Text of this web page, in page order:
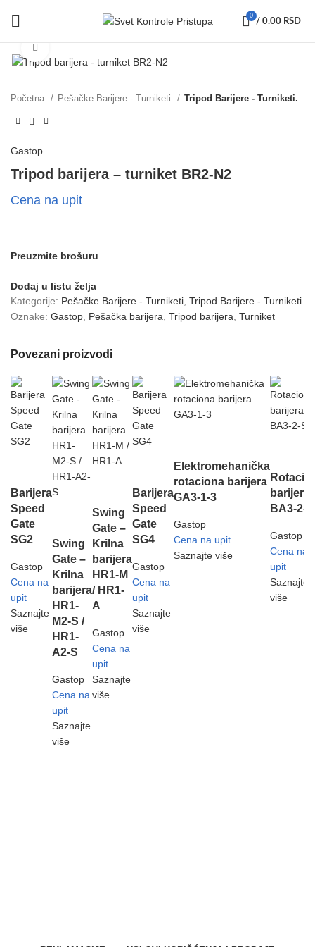
0
/ 0.00 RSD
Početna Pešačke Barijere - Turniketi Tripod Barijere - Turniketi.
Gastop
Tripod barijera – turniket BR2-N2
Cena na upit
Preuzmite brošuru
Dodaj u listu želja
Kategorije: Pešačke Barijere - Turniketi Tripod Barijere - Turniketi.
Oznake: Gastop Pešačka barijera Tripod barijera Turniket
Povezani proizvodi
Barijera
Speed
Gate
SG2
Gastop
Cena na
upit
Saznajte
više
Swing
Gate –
Krilna
barijera
HR1-
M2-S /
HR1-
A2-S
Gastop
Cena na
upit
Saznajte
više
Swing
Gate –
Krilna
barijera
HR1-M
/ HR1-
A
Gastop
Cena na
upit
Saznajte
više
Barijera
Speed
Gate
SG4
Gastop
Cena na
upit
Saznajte
više
Elektromehanička
rotaciona barijera
GA3-1-3
Gastop
Cena na upit
Saznajte više
barijera
BA3-2-S
Gastop
Cena na
upit
Saznajte
više